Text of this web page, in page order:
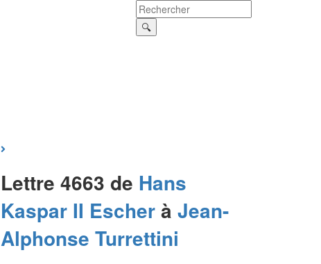
Lettre 4663 de Hans
Kaspar II Escherà Jean-
Alphonse Turrettini